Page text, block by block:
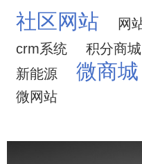
社区网站 网
crm系统
积分商城
新能源 微商城
微网站